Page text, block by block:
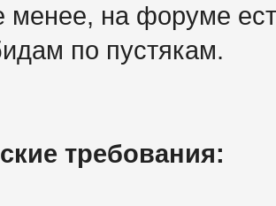
менее, на форуме
по пустякам.
требования: